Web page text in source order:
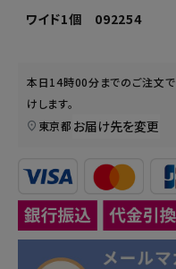
ワイド1個 092254
本日14時00分までのご注文で
けします。
東京都 お届け先を変更